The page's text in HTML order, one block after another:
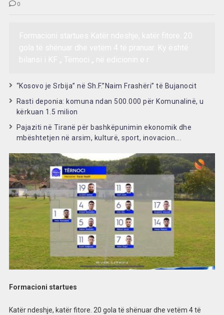
0
“Kosovo je Srbija” në Sh.F.”Naim Frashëri” të Bujanocit
Rasti deponia: komuna ndan 500.000 për Komunalinë, u
kërkuan 1.5 milion
Pajaziti në Tiranë për bashkëpunimin ekonomik dhe
mbështetjen në arsim, kulturë, sport, inovacion….
Formacioni startues
Katër ndeshje, katër fitore. 20 gola të shënuar dhe vetëm 4 të